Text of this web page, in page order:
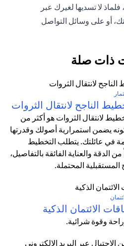
لا تسديها لغيرك عبر
أو على وسائل التواصل
ذات صلة
الناجح لانتقال الثروات
لانتقال الثروات هو أكثر من
يضمن استمرارية أصولك وقدرتها
في عائلتك. يتطلب التخطيط
الدقة والعناية الفائقة بالتفاصيل،
المستقبلية المحتملة.
الائتمان الذكية
وقوة شرائية.